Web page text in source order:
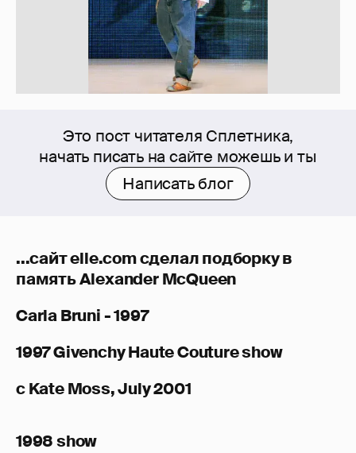
Это пост читателя Сплетника,
начать писать на сайте можешь и ты
Написать блог
...сайт elle.com сделал подборку в
память Alexander McQueen
Carla Bruni - 1997
1997 Givenchy Haute Couture show
c Kate Moss, July 2001
1998 show